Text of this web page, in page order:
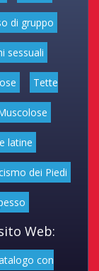
di gruppo
sessuali
Tette
latine
dei Piedi
Web:
con